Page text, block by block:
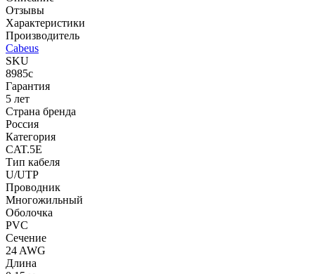
Отзывы
Характеристики
Производитель
Cabeus
SKU
8985c
Гарантия
5 лет
Страна бренда
Россия
Категория
CAT.5E
Тип кабеля
U/UTP
Проводник
Многожильный
Оболочка
PVC
Сечение
24 AWG
Длина